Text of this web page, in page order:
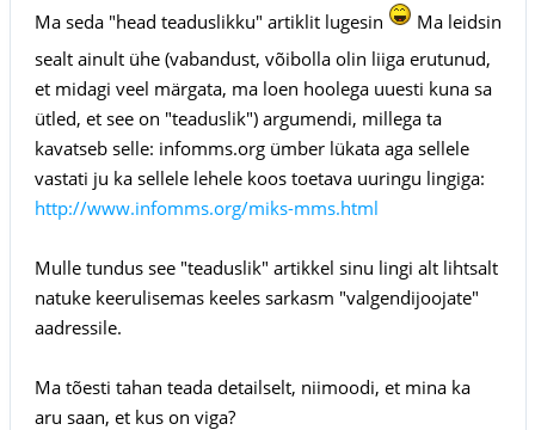
Ma seda "head teaduslikku" artiklit lugesin
Ma leidsin
sealt ainult ühe (vabandust, võibolla olin liiga erutunud,
et midagi veel märgata, ma loen hoolega uuesti kuna sa
ütled, et see on "teaduslik") argumendi, millega ta
kavatseb selle: infomms.org ümber lükata aga sellele
vastati ju ka sellele lehele koos toetava uuringu lingiga:
http://www.infomms.org/miks-mms.html
Mulle tundus see "teaduslik" artikkel sinu lingi alt lihtsalt
natuke keerulisemas keeles sarkasm "valgendijoojate"
aadressile.
Ma tõesti tahan teada detailselt, niimoodi, et mina ka
aru saan, et kus on viga?